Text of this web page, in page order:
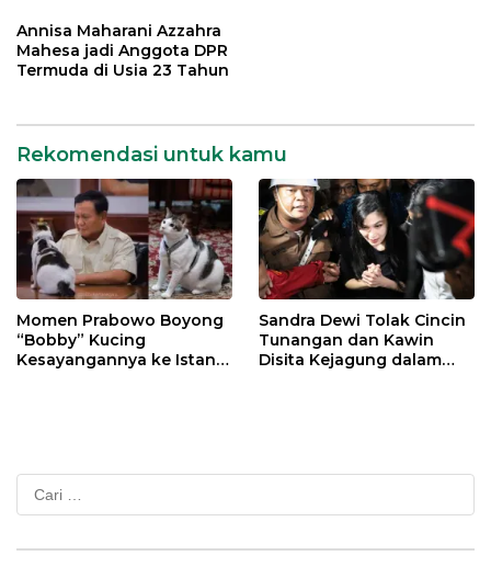
Annisa Maharani Azzahra
Mahesa jadi Anggota DPR
Termuda di Usia 23 Tahun
Rekomendasi untuk kamu
Momen Prabowo Boyong
“Bobby” Kucing
Kesayangannya ke Istana
Sandra Dewi Tolak Cincin
Tunangan dan Kawin
Disita Kejagung dalam
Cari
untuk: